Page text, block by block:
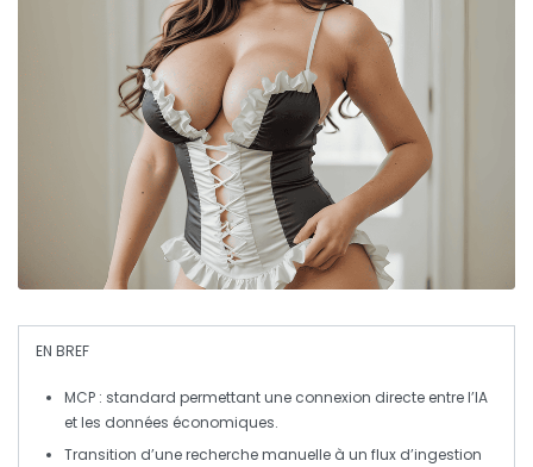
EN BREF
MCP : standard permettant une connexion directe entre l’IA
et les données économiques.
Transition d’une recherche manuelle à un flux d’ingestion